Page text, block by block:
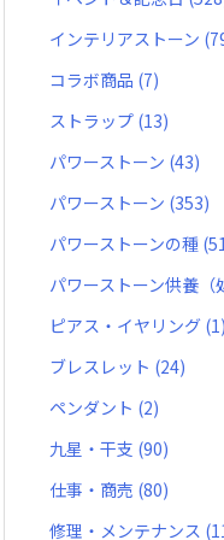
インテリアストーン
コラボ商品 (7)
ストラップ (13)
パワーストーン (43)
パワーストーン (353)
パワーストーンの種
パワーストーン供養（
ピアス・イヤリング (1)
ブレスレット (24)
ペンダント (2)
九星・干支 (90)
仕事・商売 (80)
修理・メンテナンス